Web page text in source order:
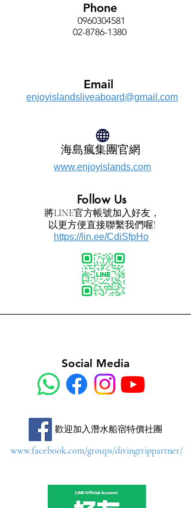
Phone
0960304581
02-8786-1380
Email
enjoyislandsliveaboard@gmail.com
海島瘋集團官網
www.enjoyislands.com
​Follow Us
將LINE官方帳號加入好友，
以更方便直接聯繫我們喔!
https://lin.ee/CdiSfpHo
Social Media
​歡迎加入潛水船宿特價社團
www.facebook.com/groups/divingtrippartner/